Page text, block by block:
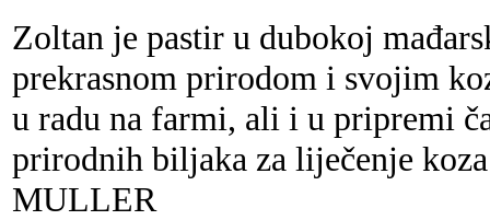
Zoltan je pastir u dubokoj
prekrasnom prirodom i svojim
u radu na farmi, ali i u pripremi
prirodnih biljaka za liječenje
MULLER